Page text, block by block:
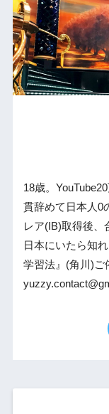
18歳。
貫辞めて日本人0
レア(IB)取得後、
日本にいたら知
学習法』(角川)ご